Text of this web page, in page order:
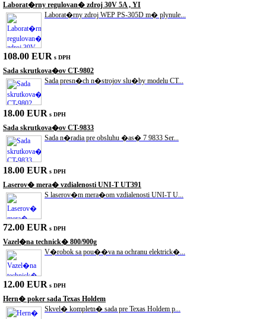
Laborat�rny regulovan� zdroj 30V 5A , YI
Laborat�rny zdroj WEP PS-305D m� plynule...
108.00 EUR s DPH
Sada skrutkova�ov CT-9802
Sada presn�ch n�strojov slu�by modelu CT...
18.00 EUR s DPH
Sada skrutkova�ov CT-9833
Sada n�radia pre obsluhu �as� 7 9833 Ser...
18.00 EUR s DPH
Laserov� mera� vzdialenosti UNI-T UT391
S laserov�m mera�om vzdialenosti UNI-T U...
72.00 EUR s DPH
Vazel�na technick� 800/900g
V�robok sa pou��va na ochranu elektrick�...
12.00 EUR s DPH
Hern� poker sada Texas Holdem
Skvel� kompletn� sada pre Texas Holdem p...